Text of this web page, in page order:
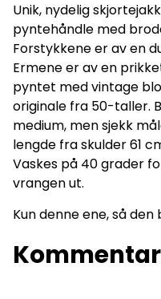
Unik, nydelig
pyntehåndle med
Forstykkene er av en
Ermene er av en
pyntet med vintage
originale fra 50-taller.
medium, men sjekk
lengde fra skulder 61
Vaskes på 40 grader
vrangen ut.
Kun denne ene, så